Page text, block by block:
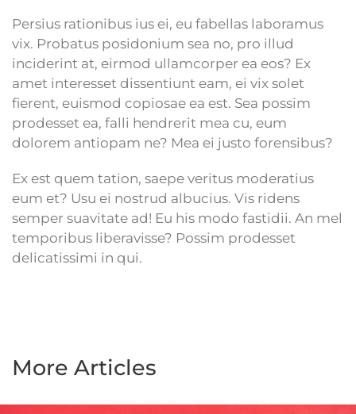
Persius rationibus ius ei, eu fabellas laboramus
vix. Probatus posidonium sea no, pro illud
inciderint at, eirmod ullamcorper ea eos? Ex
amet interesset dissentiunt eam, ei vix solet
fierent, euismod copiosae ea est. Sea possim
prodesset ea, falli hendrerit mea cu, eum
dolorem antiopam ne? Mea ei justo forensibus?
Ex est quem tation, saepe veritus moderatius
eum et? Usu ei nostrud albucius. Vis ridens
semper suavitate ad! Eu his modo fastidii. An mel
temporibus liberavisse? Possim prodesset
delicatissimi in qui.
More Articles